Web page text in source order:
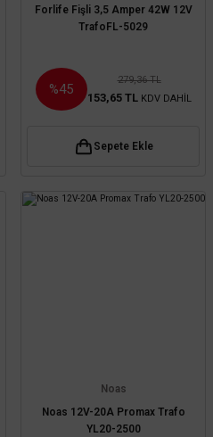
Forlife Fişli 3,5 Amper 42W 12V
TrafoFL-5029
%45
279,36 TL
153,65 TL KDV DAHİL
Sepete Ekle
Noas
Noas 12V-20A Promax Trafo
YL20-2500